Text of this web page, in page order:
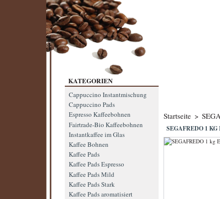
KATEGORIEN
Cappuccino Instantmischung
Cappuccino Pads
Espresso Kaffeebohnen
Fairtrade-Bio Kaffeebohnen
Instantkaffee im Glas
Kaffee Bohnen
Kaffee Pads
Kaffee Pads Espresso
Kaffee Pads Mild
Kaffee Pads Stark
Kaffee Pads aromatisiert
Startseite >
SEGAFREDO 1